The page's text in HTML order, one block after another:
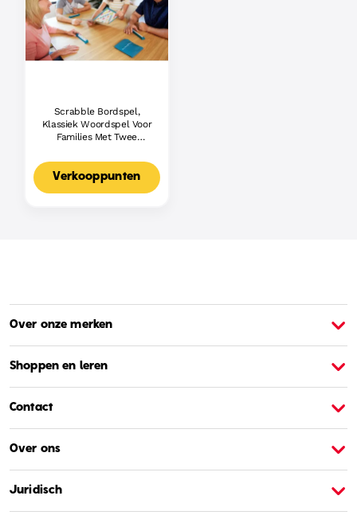
Scrabble Bordspel,
Klassiek Woordspel Voor
Families Met Twee
Voor 2-4 Spelers,
Nederlandse Editie
Verkooppunten
Over onze merken
Shoppen en leren
Contact
Over ons
Juridisch